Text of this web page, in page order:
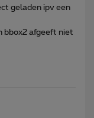
geladen ipv een
bbox2 afgeeft niet